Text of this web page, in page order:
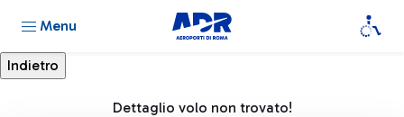
Menu
Dettaglio volo non trovato!